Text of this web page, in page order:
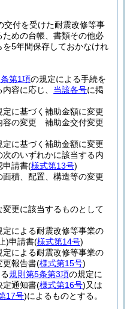
交付を受けた耐震改修等事
めの台帳、書類その他必
5年間保存しておかなけれ
第1項の規定による手続を
容に応じ、 当該各号に掲
定に基づく補助金額に変更
容の変更 補助金交付変更
定に基づく補助金額に変更
のいずれかに該当する内
請書(様式第13号)
積、配置、構造等の変更
更に該当するものとして
定による耐震改修等事業の
)申請書(様式第14号)
定による耐震改修等事業の
報告書(様式第15号)
規則第5条第3項の規定に
定通知書(様式第16号)又は
17号)によるものとする。